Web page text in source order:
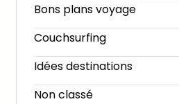
Bons plans voyage
Couchsurfing
Idées destinations
Non classé